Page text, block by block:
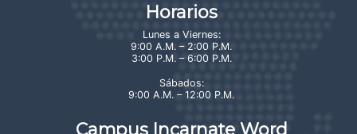
Horarios
Lunes a Viernes:
9:00 A.M. – 2:00 P.M.
3:00 P.M. – 6:00 P.M.
Sábados:
9:00 A.M. – 12:00 P.M.
Campus Incarnate Word